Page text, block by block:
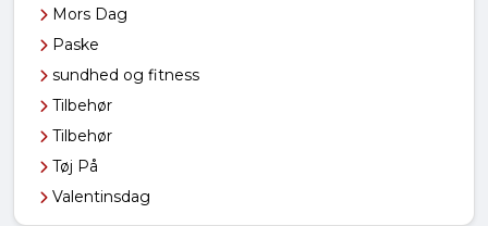
Mors Dag
Paske
sundhed og fitness
Tilbehør
Tilbehør
Tøj På
Valentinsdag